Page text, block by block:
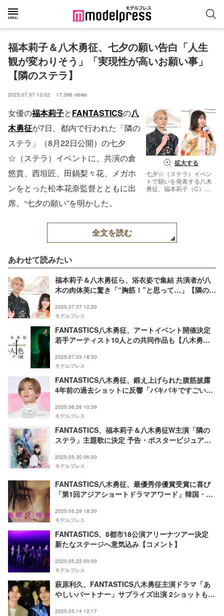
福本莉子＆八木勇征、七夕の願い告白「人生
観が変わりそう」「実現性が高いお願い事」
【隣のステラ】
2025.07.07 13:02 17,396 views
拡大する
七夕☆（ステラ）イベン
トで願いを発表する八木
勇征、福本莉子（C）モ
女優の福本莉子とFANTASTICSの八
木勇征が7日、都内で行われた「隣の
ステラ」（8月22日公開）の七夕
☆（ステラ）イベントに、共演の倉
悠貴、西垣匠、田鍋梨々花、メガホ
ンをとった松本花奈監督とともに出
席。“七夕の願い”を明かした。
全文を読む
あわせて読みたい
福本莉子＆八木勇征ら、浴衣姿で集結 共演者が八
木の肉体美に驚き「“胸筋！”と思って…」【隣のス
2025.07.07 12:20
モデルプレス
FANTASTICS八木勇征、アートイベント開催決定
若手アーティスト10人との共同作品も【八木勇征
2025.07.03 18:30
モデルプレス
FANTASTICS八木勇征、鍛え上げられた腹筋披露
4年前の過去ショットに反響「バキバキですごい」
2025.06.26 10:39
モデルプレス
FANTASTICS、福本莉子＆八木勇征W主演「隣の
ステラ」主題歌に決定 予告・ポスタービジュアル
2025.05.30 06:00
モデルプレス
FANTASTICS八木勇征、最優秀俳優賞受賞に喜び
「第1回アジアショートドラマアワード」韓国・釜
2025.05.28 18:30
モデルプレス
FANTASTICS、8都市18公演アリーナツアー決定
新たなステージへ意気込み【コメント】
2025.05.22 00:00
モデルプレス
萩原利久、FANTASTICS八木勇征主演ドラマ「あ
やしいパートナー」サプライズ出演 2ショットも公
2025.05.14 12:17